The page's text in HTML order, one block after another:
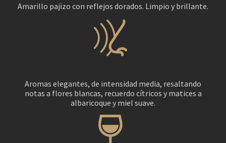
Amarillo pajizo con reflejos dorados. Limpio y brillante.
Aromas elegantes, de intensidad media, resaltando
notas a flores blancas, recuerdo cítricos y matices a
albaricoque y miel suave.